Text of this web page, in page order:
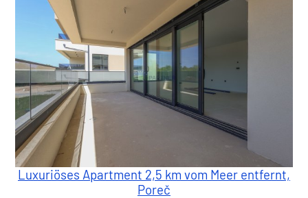
Luxuriöses Apartment 2,5 km vom Meer entfernt,
Poreč